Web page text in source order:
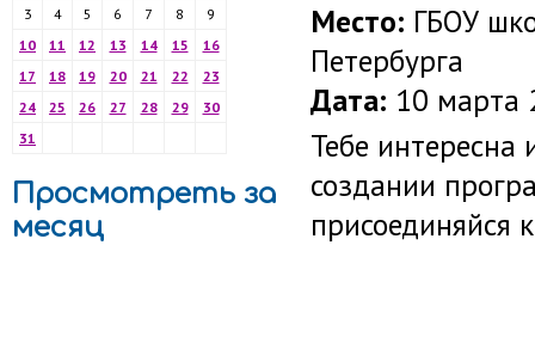
3
4 5 6 7 8
9
10
11 12 13 14 15
16
17
18 19 20 21 22
23
24
25 26 27 28 29
30
31
Просмотреть за
месяц
Место: ГБОУ
Петербурга
Дата: 10 марта
Тебе интересна
создании
присоединяйся